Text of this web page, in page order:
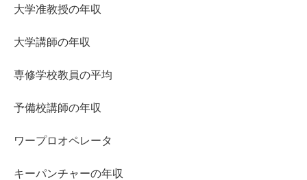
大学准教授の年収
大学講師の年収
専修学校教員の平均
予備校講師の年収
ワープロオペレータ
キーパンチャーの年収